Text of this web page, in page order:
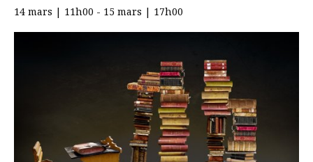
14 mars | 11h00 - 15 mars | 17h00